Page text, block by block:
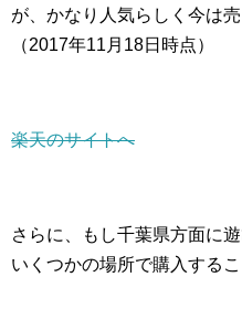
が、かなり人気らしく今は
（2017年11月18日時点）
楽天のサイトへ
さらに、もし千葉県方面に
いくつかの場所で購入するこ